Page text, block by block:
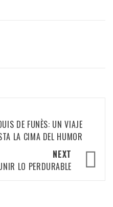
DE FUNÈS: UN VIAJE
LA CIMA DEL HUMOR
NEXT
LO PERDURABLE